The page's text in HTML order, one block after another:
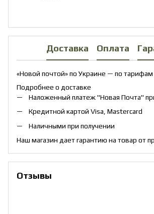
Доставка Оплата
«Новой почтой» по Украине — по
Подробнее о доставке
Наложенный платеж "Новая Почта"
Кредитной картой Visa, Mastercard
Наличными при получении
Наш магазин дает гарантию на товар от
Отзывы